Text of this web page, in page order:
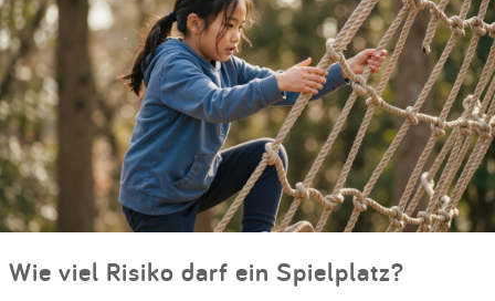
Wie viel Risiko darf ein Spielplatz?